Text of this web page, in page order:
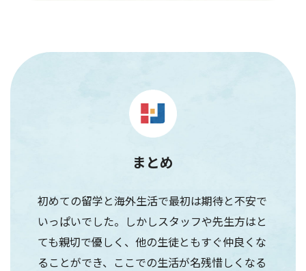
まとめ
初めての留学と海外生活で最初は期待と不安で
いっぱいでした。しかしスタッフや先生方はと
ても親切で優しく、他の生徒ともすぐ仲良くな
ることができ、ここでの生活が名残惜しくなる